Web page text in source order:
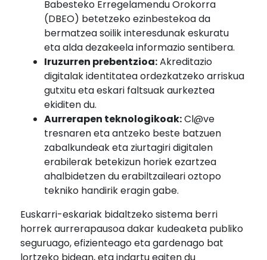
Babesteko Erregelamendu Orokorra
(DBEO) betetzeko ezinbestekoa da
bermatzea soilik interesdunak eskuratu
eta alda dezakeela informazio sentibera.
Iruzurren prebentzioa:Akreditazio
digitalak identitatea ordezkatzeko arriskua
gutxitu eta eskari faltsuak aurkeztea
ekiditen du.
Aurrerapen teknologikoak:Cl@ve
tresnaren eta antzeko beste batzuen
zabalkundeak eta ziurtagiri digitalen
erabilerak betekizun horiek ezartzea
ahalbidetzen du erabiltzaileari oztopo
tekniko handirik eragin gabe.
Euskarri-eskariak bidaltzeko sistema berri
horrek aurrerapausoa dakar kudeaketa publiko
seguruago, efizienteago eta gardenago bat